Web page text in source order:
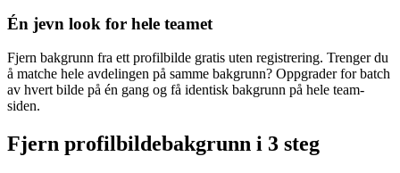
Én jevn look for hele teamet
Fjern bakgrunn fra ett profilbilde gratis uten registrering. Trenger du
å matche hele avdelingen på samme bakgrunn? Oppgrader for batch
av hvert bilde på én gang og få identisk bakgrunn på hele team-
siden.
Fjern profilbildebakgrunn i 3 steg